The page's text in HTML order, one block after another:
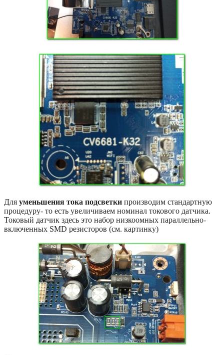
Для уменьшения тока подсветки производим стандартную
процедуру- то есть увеличиваем номинал токового датчика.
Токовый датчик здесь это набор низкоомных параллельно-
включенных SMD резисторов (см. картинку)